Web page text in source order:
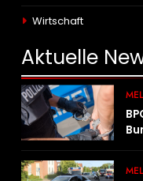
Wirtschaft
Aktuelle